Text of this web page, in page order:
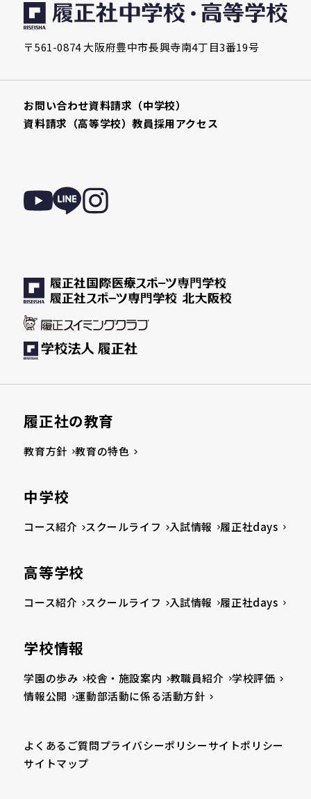
〒561-0874 大阪府豊中市長興寺南4丁目3番19号
お問い合わせ資料請求（中学校）
資料請求（高等学校）教員採用アクセス
履正社の教育
教育方針 教育の特色
中学校
コース紹介 スクールライフ 入試情報 履正社days
高等学校
コース紹介 スクールライフ 入試情報 履正社days
学校情報
学園の歩み 校舎・施設案内 教職員紹介
学校評価
情報公開
運動部活動に係る活動方針
よくあるご質問プライバシーポリシーサイトポリシー
サイトマップ